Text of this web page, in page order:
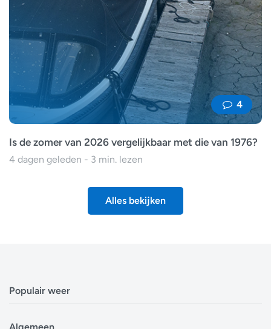
4
Is de zomer van 2026 vergelijkbaar met die van 1976?
4 dagen geleden - 3 min. lezen
Alles bekijken
Populair weer
Algemeen